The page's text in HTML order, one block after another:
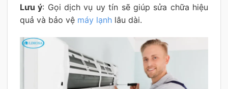
Lưu ý: Gọi dịch vụ uy tín sẽ giúp sửa chữa hiệu
quả và bảo vệ máy lạnh lâu dài.